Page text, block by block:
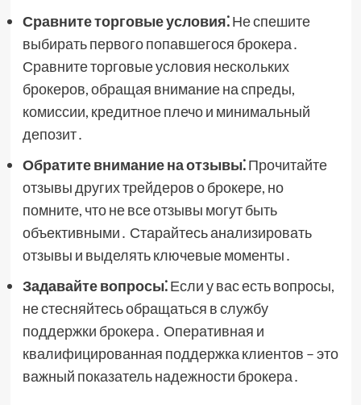
Сравните торговые условия⁚Не спешите
выбирать первого попавшегося брокера․
Сравните торговые условия нескольких
брокеров, обращая внимание на спреды,
комиссии, кредитное плечо и минимальный
депозит․
Обратите внимание на отзывы⁚Прочитайте
отзывы других трейдеров о брокере, но
помните, что не все отзывы могут быть
объективными․ Старайтесь анализировать
отзывы и выделять ключевые моменты․
Задавайте вопросы⁚Если у вас есть вопросы,
не стесняйтесь обращаться в службу
поддержки брокера․ Оперативная и
квалифицированная поддержка клиентов – это
важный показатель надежности брокера․